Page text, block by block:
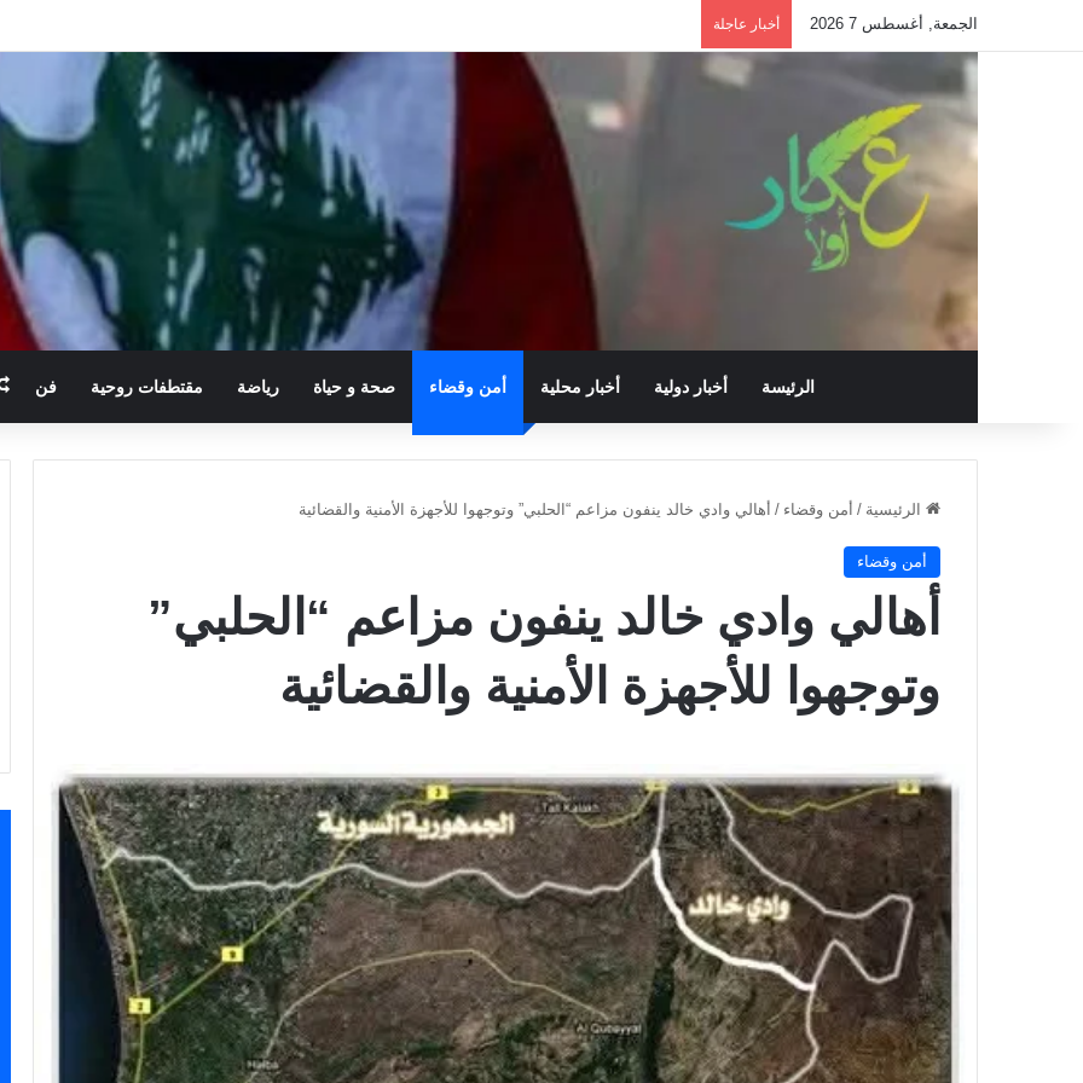
الجمعة, أغسطس 7 2026 أخبار عاجلة
الرئيسة أخبار دولية أخبار محلية أمن وقضاء صحة و حياة رياضة مقتطفات روحية فن
الرئيسية / أمن وقضاء / أهالي وادي خالد ينفون مزاعم “الحلبي” وتوجهوا للأجهزة الأمنية والقضائية
أمن وقضاء
أهالي وادي خالد ينفون مزاعم “الحلبي”
وتوجهوا للأجهزة الأمنية والقضائية